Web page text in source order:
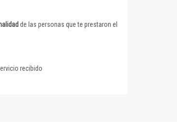
de las personas que te prestaron el
recibido